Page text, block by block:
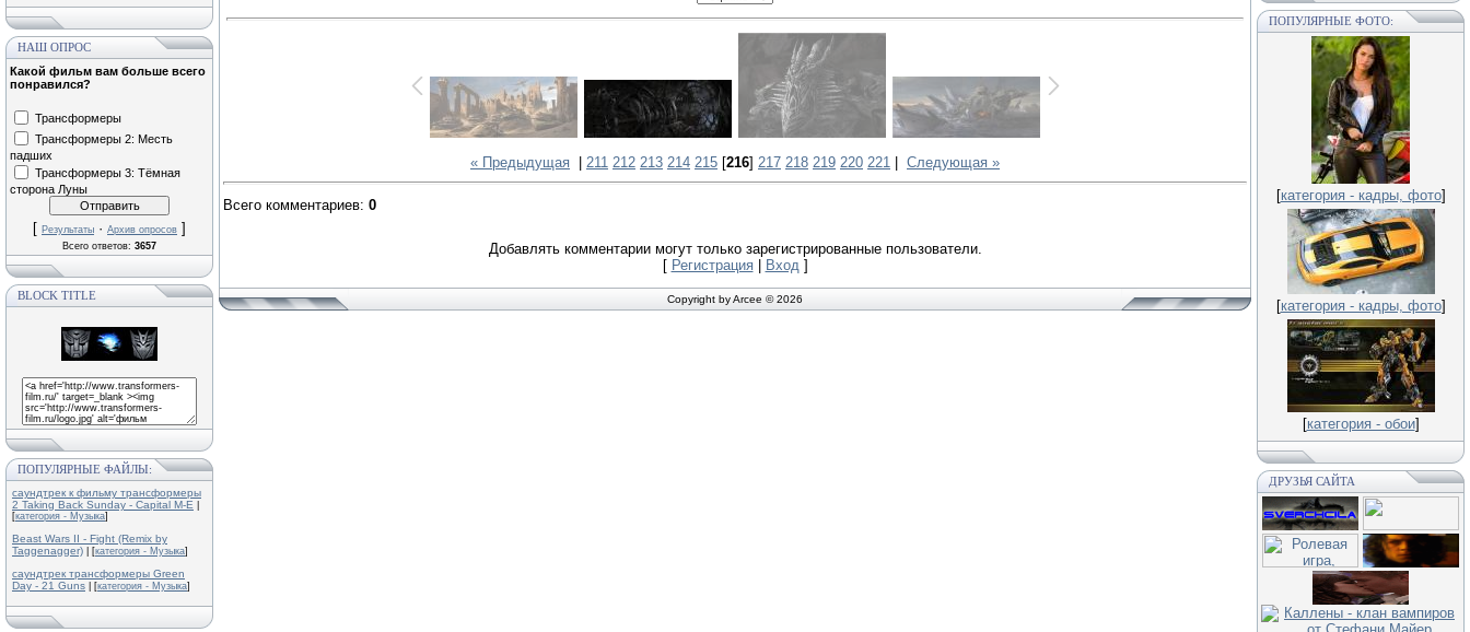
НАШ ОПРОС
Какой фильм вам больше всего
понравился?
Трансформеры
Трансформеры 2: Месть
падших
Трансформеры 3: Тёмная
сторона Луны
[ Результаты · Архив опросов ]
Всего ответов: 3657
BLOCK TITLE
ПОПУЛЯРНЫЕ ФАЙЛЫ:
саундтрек к фильму трансформеры
2 Taking Back Sunday - Capital M-E
[категория - Музыка]
Beast Wars II - Fight (Remix by
Taggenagger)
| [категория - Музыка]
саундтрек трансформеры Green
Day - 21 Guns
| [категория - Музыка]
« Предыдущая 211 212 213 214 215 [216] 217 218 219 220 221 Следующая »
Всего комментариев: 0
Добавлять комментарии могут только зарегистрированные пользователи.
[ Регистрация| Вход]
Copyright by Arcee © 2026
ПОПУЛЯРНЫЕ ФОТО:
[категория - кадры, фото]
[категория - кадры, фото]
[категория - обои]
ДРУЗЬЯ САЙТА